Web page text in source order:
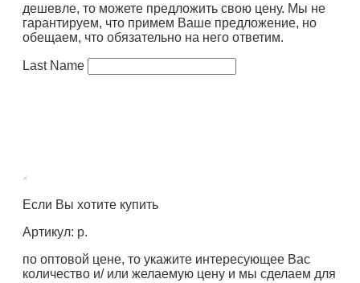
дешевле, то можете предложить свою цену. Мы не
гарантируем, что примем Ваше предложение, но
обещаем, что обязательно на него ответим.
Last Name
×
Если Вы хотите купить
Артикул: р.
по оптовой цене, то укажите интересующее Вас
количество и/ или желаемую цену и мы сделаем для